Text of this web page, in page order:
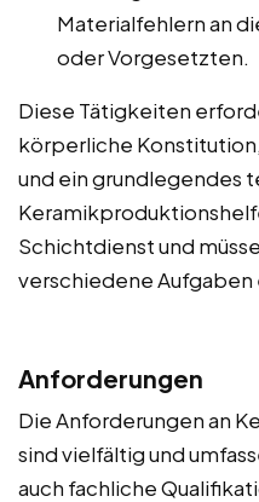
Materialfehlern an
oder Vorgesetzten.
Diese Tätigkeiten
körperliche
und ein grundlegendes
Schichtdienst und
verschiedene
Anforderungen
Die Anforderungen an
sind vielfältig und
auch fachliche